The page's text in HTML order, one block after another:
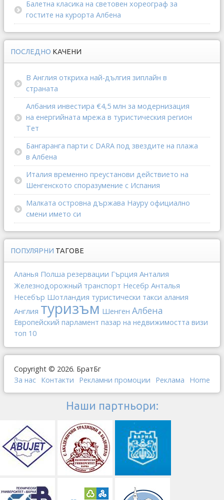
Балетна класика на световен хореограф за
гостите на курорта Албена
ПОСЛЕДНО КАЧЕНИ
В Англия откриха най-дългия зиплайн в
страната
Албания инвестира €4,5 млн за модернизация
на енергийната мрежа в туристическия регион
Тет
Бангаранга парти с DARA под звездите на плажа
в Албена
Италия временно преустанови действието на
Шенгенското споразумение с Испания
Малката островна държава Науру официално
смени името си
ПОПУЛЯРНИ ТАГОВЕ
Аланья Полша резервации Гърция Анталия
Железнодорожный транспорт Несебр Анталья
Несебър Шотландия туристически такси алания
Англия туризъм Шенген Албена
Европейский парламент пазар на недвижимостта визи
топ 10
Copyright © 2026. БратБг
За нас Контакти Рекламни промоции Реклама Home
Наши партньори: